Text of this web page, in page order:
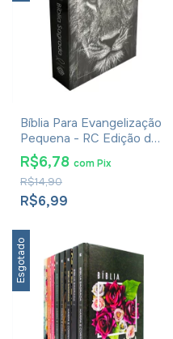
Bíblia Para Evangelização
Pequena - RC Edição de
Promessas - Capa Leão
R$6,99
R$14,90
R$6,78 comPix
Esgotado